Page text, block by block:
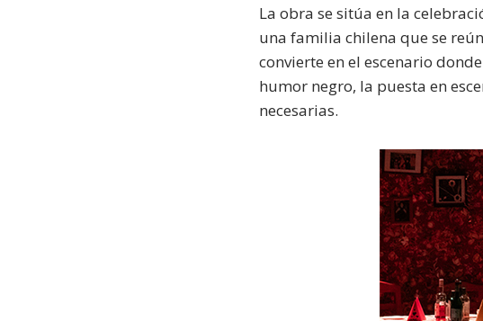
La obra se sitúa en la
una familia chilena que se
convierte en el escenario
humor negro, la puesta en
necesarias.